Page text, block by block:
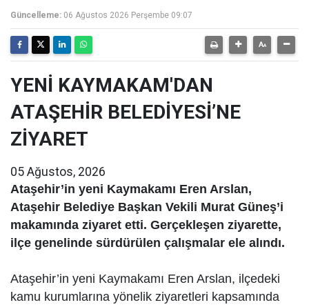
Güncelleme: 06 Ağustos 2026 Perşembe 09:07
YENİ KAYMAKAM'DAN
ATAŞEHİR BELEDİYESİ’NE
ZİYARET
05 Ağustos, 2026
Ataşehir’in yeni Kaymakamı Eren Arslan,
Ataşehir Belediye Başkan Vekili Murat Güneş’i
makamında ziyaret etti. Gerçekleşen ziyarette,
ilçe genelinde sürdürülen çalışmalar ele alındı.
Ataşehir’in yeni Kaymakamı Eren Arslan, ilçedeki
kamu kurumlarına yönelik ziyaretleri kapsamında